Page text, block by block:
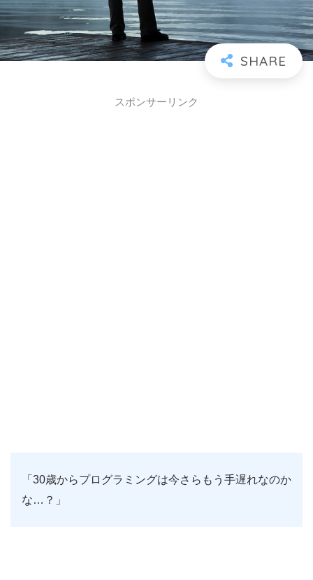
スポンサーリンク
「30歳からプログラミングは今さらもう手遅れなのか
な…？」